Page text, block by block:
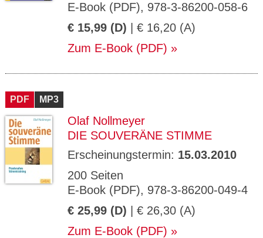
E-Book (PDF), 978-3-86200-058-6
€ 15,99 (D) | € 16,20 (A)
Zum E-Book (PDF)
PDF MP3
Olaf Nollmeyer
DIE SOUVERÄNE STIMME
Erscheinungstermin: 15.03.2010
200 Seiten
E-Book (PDF), 978-3-86200-049-4
€ 25,99 (D) | € 26,30 (A)
Zum E-Book (PDF)